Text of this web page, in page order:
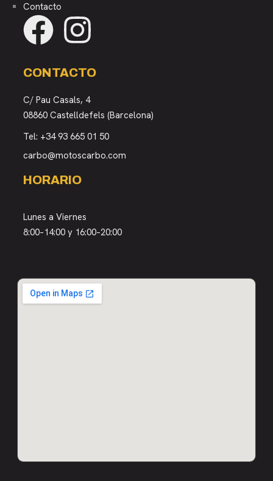
Contacto
CONTACTO
C/ Pau Casals, 4
08860 Castelldefels (Barcelona)
Tel: +34 93 665 01 50
carbo@motoscarbo.com
HORARIO
Lunes a Viernes
8:00–14:00 y 16:00–20:00